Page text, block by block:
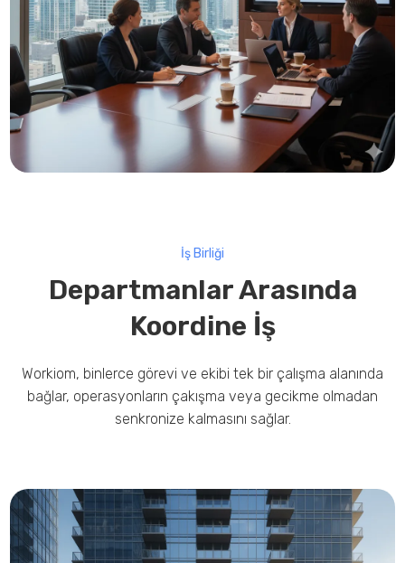
İş Birliği
Departmanlar Arasında
Koordine İş
Workiom, binlerce görevi ve ekibi tek bir çalışma alanında
bağlar, operasyonların çakışma veya gecikme olmadan
senkronize kalmasını sağlar.